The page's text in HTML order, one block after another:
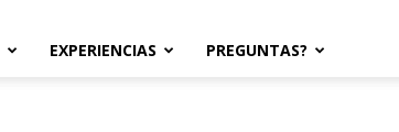
EXPERIENCIAS PREGUNTAS?